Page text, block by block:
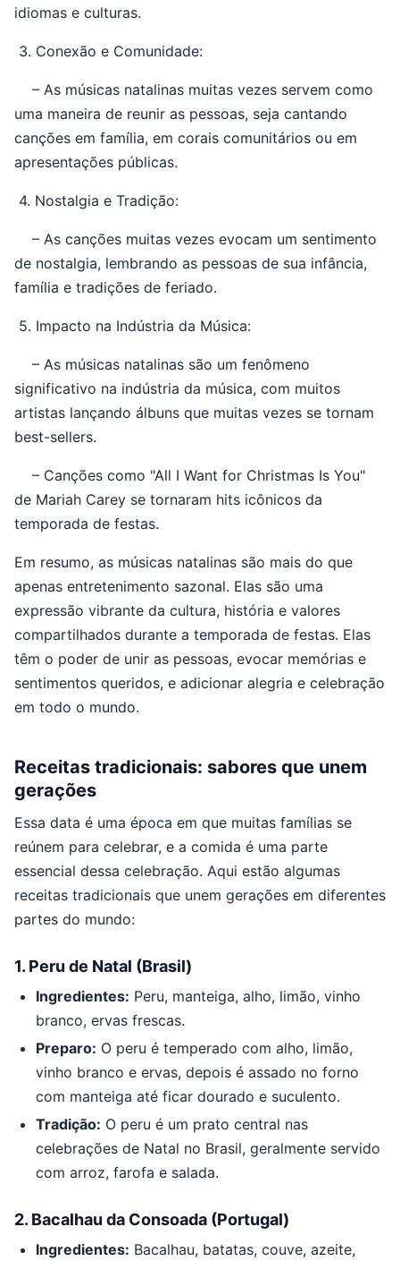
idiomas e culturas.
3. Conexão e Comunidade:
– As músicas natalinas muitas vezes servem como
uma maneira de reunir as pessoas, seja cantando
canções em família, em corais comunitários ou em
apresentações públicas.
4. Nostalgia e Tradição:
– As canções muitas vezes evocam um sentimento
de nostalgia, lembrando as pessoas de sua infância,
família e tradições de feriado.
5. Impacto na Indústria da Música:
– As músicas natalinas são um fenômeno
significativo na indústria da música, com muitos
artistas lançando álbuns que muitas vezes se tornam
best-sellers.
– Canções como "All I Want for Christmas Is You"
de Mariah Carey se tornaram hits icônicos da
temporada de festas.
Em resumo, as músicas natalinas são mais do que
apenas entretenimento sazonal. Elas são uma
expressão vibrante da cultura, história e valores
compartilhados durante a temporada de festas. Elas
têm o poder de unir as pessoas, evocar memórias e
sentimentos queridos, e adicionar alegria e celebração
em todo o mundo.
Receitas tradicionais: sabores que unem
gerações
Essa data é uma época em que muitas famílias se
reúnem para celebrar, e a comida é uma parte
essencial dessa celebração. Aqui estão algumas
receitas tradicionais que unem gerações em diferentes
partes do mundo:
1. Peru de Natal (Brasil)
Ingredientes: Peru, manteiga, alho, limão, vinho
branco, ervas frescas.
Preparo: O peru é temperado com alho, limão,
vinho branco e ervas, depois é assado no forno
com manteiga até ficar dourado e suculento.
Tradição: O peru é um prato central nas
celebrações de Natal no Brasil, geralmente servido
com arroz, farofa e salada.
2. Bacalhau da Consoada (Portugal)
Ingredientes: Bacalhau, batatas, couve, azeite,